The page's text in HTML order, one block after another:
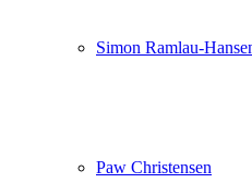
Simon Ramlau-
Paw Christensen